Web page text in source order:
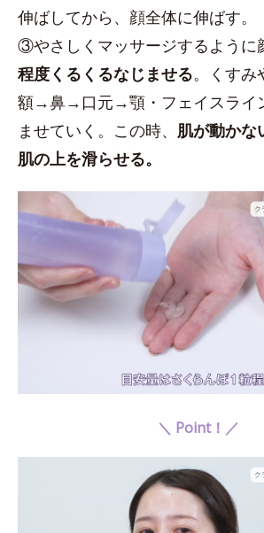
伸ばしてから、顔全体に伸ばす。
③やさしくマッサージするように
程度くるくるなじませる。くす
額→鼻→口元→顎・フェイスライ
ませていく。この時、 肌が動かな
肌の上を滑らせる。
＼ Point！／